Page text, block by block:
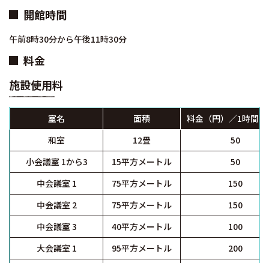
開館時間
午前8時30分から午後11時30分
料金
施設使用料
室名 面積
料金（円）／1時間
和室
12畳
50
小会議室 1から3
15平方メートル
50
中会議室 1
75平方メートル
150
中会議室 2
75平方メートル
150
中会議室 3
40平方メートル
100
大会議室 1
95平方メートル
200